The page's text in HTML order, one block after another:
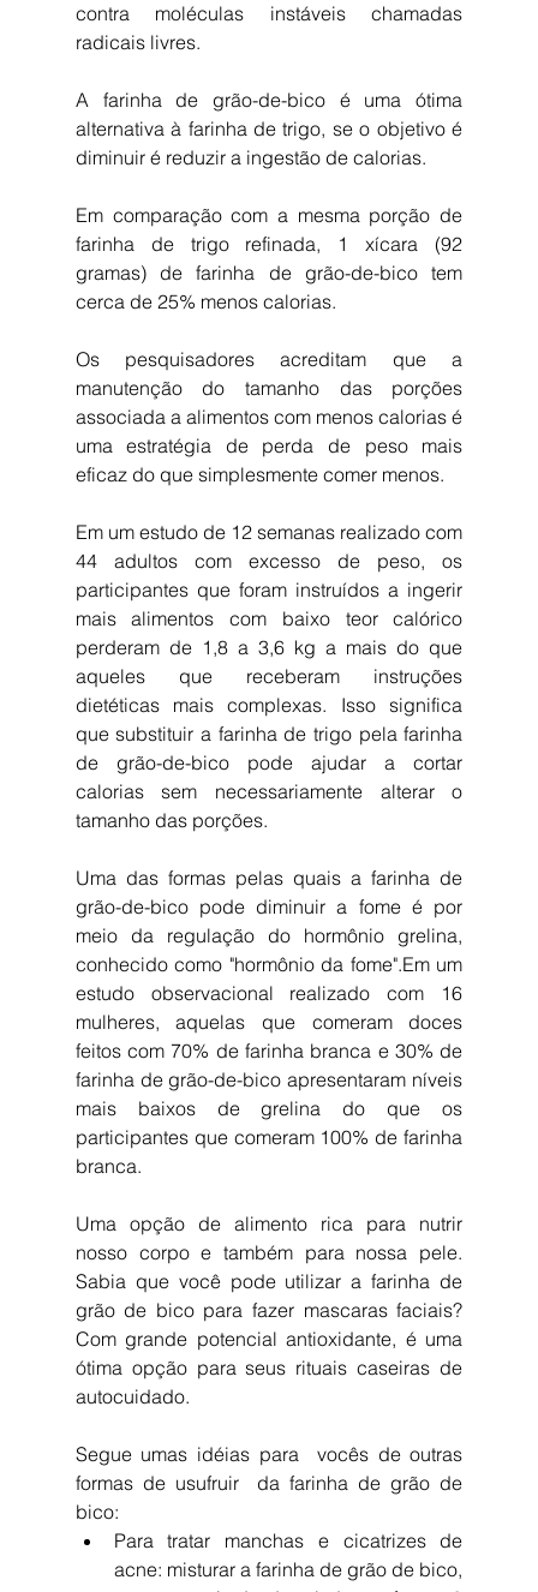
contra moléculas instáveis ​​chamadas
radicais livres.
A farinha de grão-de-bico é uma ótima
alternativa à farinha de trigo, se o objetivo é
diminuir é reduzir a ingestão de calorias.
Em comparação com a mesma porção de
farinha de trigo refinada, 1 xícara (92
gramas) de farinha de grão-de-bico tem
cerca de 25% menos calorias.
Os pesquisadores acreditam que a
manutenção do tamanho das porções
associada a alimentos com menos calorias é
uma estratégia de perda de peso mais
eficaz do que simplesmente comer menos.
Em um estudo de 12 semanas realizado com
44 adultos com excesso de peso, os
participantes que foram instruídos a ingerir
mais alimentos com baixo teor calórico
perderam de 1,8 a 3,6 kg a mais do que
aqueles que receberam instruções
dietéticas mais complexas. Isso significa
que substituir a farinha de trigo pela farinha
de grão-de-bico pode ajudar a cortar
calorias sem necessariamente alterar o
tamanho das porções.
Uma das formas pelas quais a farinha de
grão-de-bico pode diminuir a fome é por
meio da regulação do hormônio grelina,
conhecido como "hormônio da fome".Em um
estudo observacional realizado com 16
mulheres, aquelas que comeram doces
feitos com 70% de farinha branca e 30% de
farinha de grão-de-bico apresentaram níveis
mais baixos de grelina do que os
participantes que comeram 100% de farinha
branca.
Uma opção de alimento rica para nutrir
nosso corpo e também para nossa pele.
Sabia que você pode utilizar a farinha de
grão de bico para fazer mascaras faciais?
Com grande potencial antioxidante, é uma
ótima opção para seus rituais caseiras de
autocuidado.
Segue umas idéias para  vocês de outras
formas de usufruir  da farinha de grão de
bico:
Para tratar manchas e cicatrizes de
acne: misturar a farinha de grão de bico,